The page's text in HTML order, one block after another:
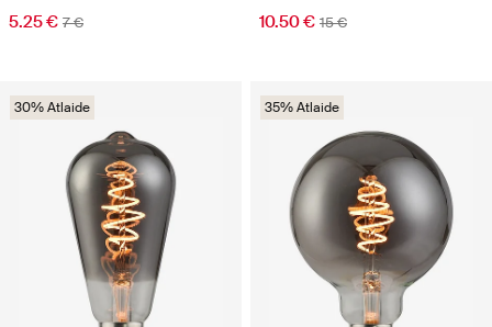
5.25 € 7 € 10.50 € 15 €
30% Atlaide 35% Atlaide